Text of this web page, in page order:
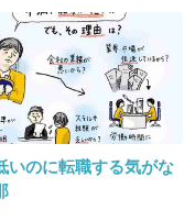
いいおじさんら
ディションの様
いうし、なんか
く
いのに転職する気がな